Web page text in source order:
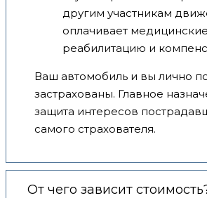
другим участникам
оплачивает
реабилитацию и
Ваш автомобиль и вы лично
застрахованы. Главное
защита интересов
самого страхователя.
От чего зависит